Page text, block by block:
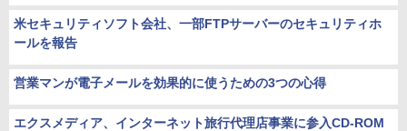
米セキュリティソフト会社、一部FTPサーバーのセキュリティホ
ールを報告
営業マンが電子メールを効果的に使うための3つの心得
エクスメディア、インターネット旅行代理店事業に参入CD-ROM